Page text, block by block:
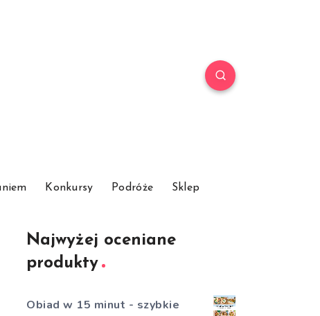
Konkursy Podróże Sklep
Najwyżej oceniane
produkty
Obiad w 15 minut - szybkie